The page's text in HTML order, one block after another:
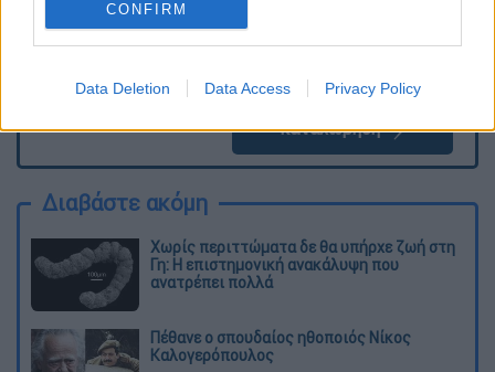
CONFIRM
Data Deletion Data Access Privacy Policy
καταχώρηση
Διαβάστε ακόμη
Χωρίς περιττώματα δε θα υπήρχε ζωή στη
Γη: Η επιστημονική ανακάλυψη που
ανατρέπει πολλά
Πέθανε ο σπουδαίος ηθοποιός Νίκος
Καλογερόπουλος